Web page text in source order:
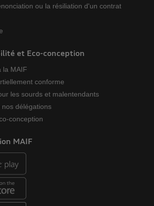
ou la résiliation d'un contrat
et Eco-conception
la MAIF
conforme
les sourds et malentendants
délégations
conception
MAIF